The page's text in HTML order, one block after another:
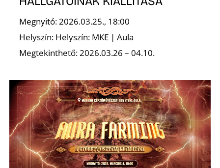
Megnyitó: 2026.03.25., 18:00
Helyszín: Helyszín: MKE | Aula
Megtekinthető: 2026.03.26 – 04.10.